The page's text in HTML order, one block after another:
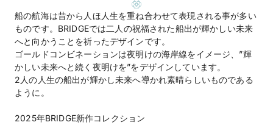
船の航海は昔から人ほ人生を重ね合わせて表現される事が多い
ものです。BRIDGEでは二人の祝福された船出が輝かしい未来
へと向かうことを祈ったデザインです。
ゴールドコンビネーションは夜明けの海岸線をイメージ、”輝
かしい未来へと続く夜明けを”をデザインしています。
2人の人生の船出が輝かし未来へ導かれ素晴らしいものである
ように。
2025年BRIDGE新作コレクション